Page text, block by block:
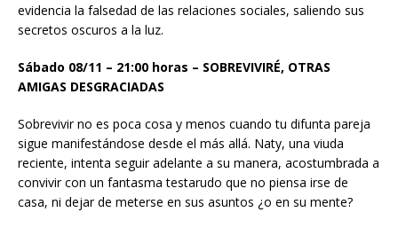
evidencia la falsedad de las relaciones sociales, saliendo sus
secretos oscuros a la luz.
Sábado 08/11 – 21:00 horas – SOBREVIVIRÉ, OTRAS
AMIGAS DESGRACIADAS
Sobrevivir no es poca cosa y menos cuando tu difunta pareja
sigue manifestándose desde el más allá. Naty, una viuda
reciente, intenta seguir adelante a su manera, acostumbrada a
convivir con un fantasma testarudo que no piensa irse de
casa, ni dejar de meterse en sus asuntos ¿o en su mente?